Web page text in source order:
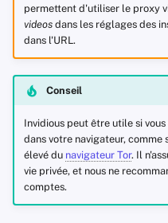
permettent d'utiliser le proxy
videosdans les réglages des
dans l'URL.
Conseil
Invidious peut être utile si
dans votre navigateur, comme
élevé du navigateur Tor. Il
vie privée, et nous ne
comptes.